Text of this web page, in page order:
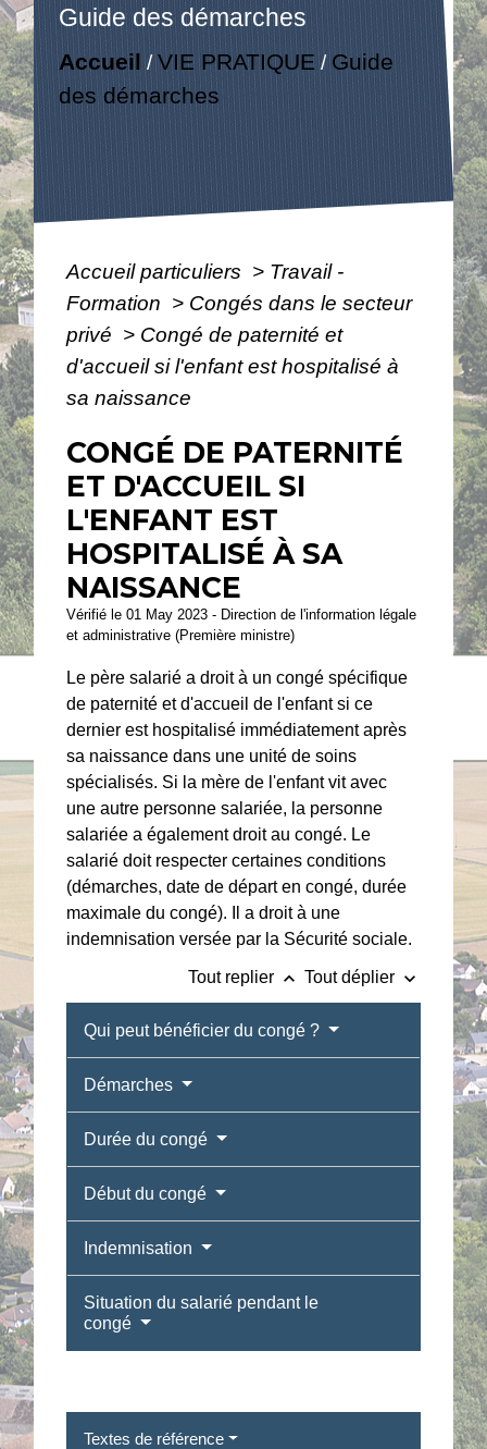
Guide des démarches
Accueil /VIE PRATIQUE / Guide
des démarches
Accueil particuliers > Travail -
Formation > Congés dans le secteur
privé > Congé de paternité et
d'accueil si l'enfant est hospitalisé à
sa naissance
CONGÉ DE PATERNITÉ
ET D'ACCUEIL SI
L'ENFANT EST
HOSPITALISÉ À SA
NAISSANCE
Vérifié le 01 May 2023 - Direction de l'information légale
et administrative (Première ministre)
Le père salarié a droit à un congé spécifique
de paternité et d'accueil de l'enfant si ce
dernier est hospitalisé immédiatement après
sa naissance dans une unité de soins
spécialisés. Si la mère de l'enfant vit avec
une autre personne salariée, la personne
salariée a également droit au congé. Le
salarié doit respecter certaines conditions
(démarches, date de départ en congé, durée
maximale du congé). Il a droit à une
indemnisation versée par la Sécurité sociale.
Tout replier keyboard_arrow_up Tout déplier keyboard_arrow_down
Qui peut bénéficier du congé ?
Démarches
Durée du congé
Début du congé
Indemnisation
Situation du salarié pendant le
congé
Textes de référence